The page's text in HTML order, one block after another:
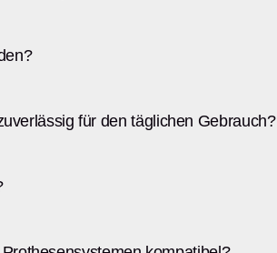
für den täglichen Gebrauch?